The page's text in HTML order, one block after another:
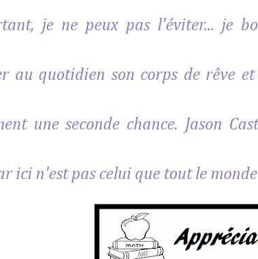
je ne peux pas l'éviter... je
au quotidien son corps de rêve
une seconde chance. Jason
ici n'est pas celui que tout le